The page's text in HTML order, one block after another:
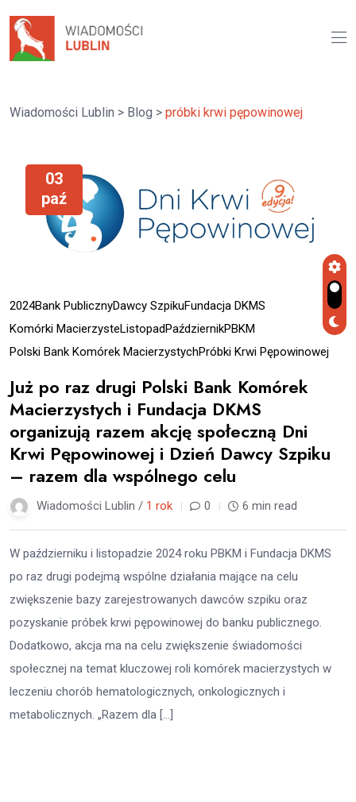
Wiadomości Lublin > Blog > próbki krwi pępowinowej
03
paź
2024Bank PublicznyDawcy SzpikuFundacja DKMS
Komórki MacierzysteListopadPaździernikPBKM
Polski Bank Komórek MacierzystychPróbki Krwi Pępowinowej
Już po raz drugi Polski Bank Komórek
Macierzystych i Fundacja DKMS
organizują razem akcję społeczną Dni
Krwi Pępowinowej i Dzień Dawcy Szpiku
– razem dla wspólnego celu
Wiadomości Lublin / 1 rok 0 6 min read
W październiku i listopadzie 2024 roku PBKM i Fundacja DKMS
po raz drugi podejmą wspólne działania mające na celu
zwiększenie bazy zarejestrowanych dawców szpiku oraz
pozyskanie próbek krwi pępowinowej do banku publicznego.
Dodatkowo, akcja ma na celu zwiększenie świadomości
społecznej na temat kluczowej roli komórek macierzystych w
leczeniu chorób hematologicznych, onkologicznych i
metabolicznych. „Razem dla […]